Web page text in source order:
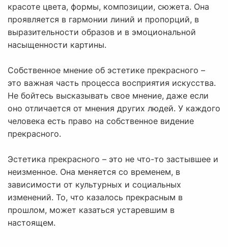
красоте цвета, формы, композиции, сюжета. Она
проявляется в гармонии линий и пропорций, в
выразительности образов и в эмоциональной
насыщенности картины.
Собственное мнение об эстетике прекрасного –
это важная часть процесса восприятия искусства.
Не бойтесь высказывать свое мнение, даже если
оно отличается от мнения других людей. У каждого
человека есть право на собственное видение
прекрасного.
Эстетика прекрасного – это не что-то застывшее и
неизменное. Она меняется со временем, в
зависимости от культурных и социальных
изменений. То, что казалось прекрасным в
прошлом, может казаться устаревшим в
настоящем.